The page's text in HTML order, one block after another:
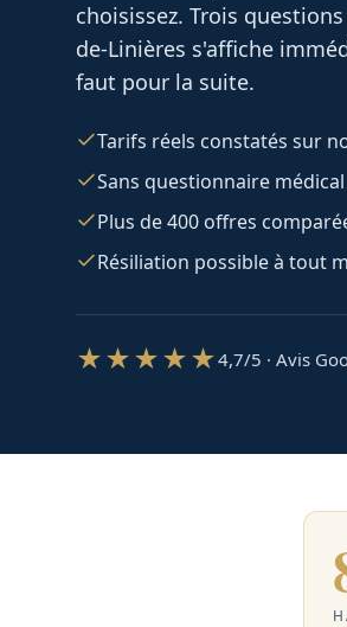
choisissez. Trois
de-Linières s'affiche
faut pour la suite.
Tarifs réels constatés sur
Sans questionnaire
Plus de 400 offres
Résiliation possible à tout
★★★★★4,7/5 · Avis